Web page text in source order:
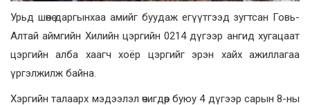
Урьд шөнө даргынхаа амийг буудаж егүүтгээд зугтсан Говь-
Алтай аймгийн Хилийн цэргийн 0214 дүгээр ангид хугацаат
цэргийн алба хаагч хоёр цэргийг эрэн хайх ажиллагаа
үргэлжилж байна.
Хэргийн талаарх мэдээлэл өчигдөр буюу 4 дүгээр сарын 8-ны